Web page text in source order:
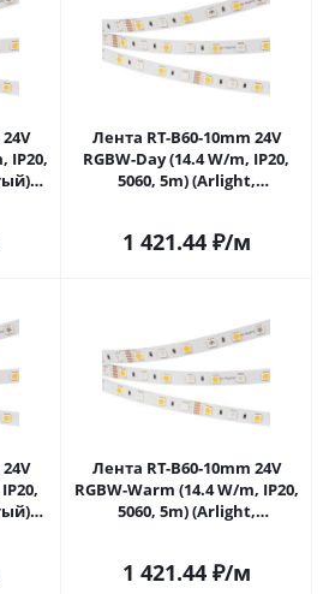
IP20,
Лента RT-B60-10mm 24V
RGBW-Day (14.4 W/m, IP20,
5060, 5m) (Arlight,
1 421.44₽/м
Лента RT-B60-10mm 24V
RGBW-Warm (14.4 W/m, IP20,
5060, 5m) (Arlight,
1 421.44₽/м